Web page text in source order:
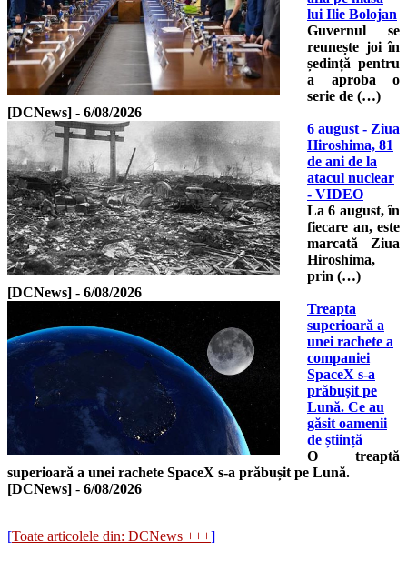
lui Ilie Bolojan
Guvernul se
reunește joi în
ședință pentru
a aproba o
serie de (…)
[DCNews] - 6/08/2026
6 august - Ziua
Hiroshima, 81
de ani de la
atacul nuclear
- VIDEO
La 6 august, în
fiecare an, este
marcată Ziua
Hiroshima,
prin (…)
[DCNews] - 6/08/2026
Treapta
superioară a
unei rachete a
companiei
SpaceX s-a
prăbușit pe
Lună. Ce au
găsit oamenii
de știință
O treaptă
superioară a unei rachete SpaceX s-a prăbușit pe Lună.
[DCNews] - 6/08/2026
[Toate articolele din: DCNews +++]